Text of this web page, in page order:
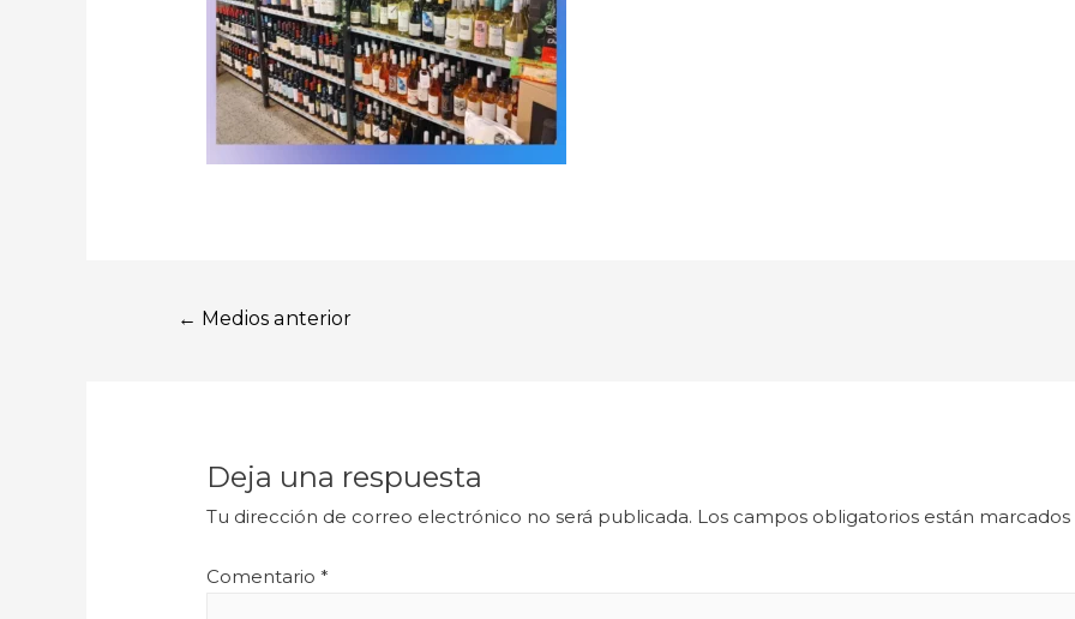
← Medios anterior
Deja una respuesta
Tu dirección de correo electrónico no será publicada. Los campos obligatorios están
Comentario*